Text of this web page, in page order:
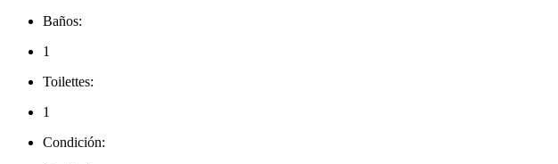
Baños:
1
Toilettes:
1
Condición: